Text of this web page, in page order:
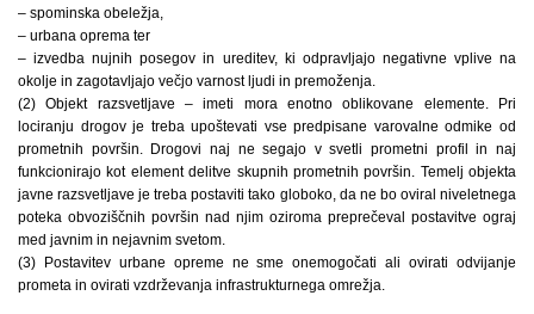
– spominska obeležja,
– urbana oprema ter
– izvedba nujnih posegov in ureditev, ki odpravljajo negativne vplive na
okolje in zagotavljajo večjo varnost ljudi in premoženja.
(2) Objekt razsvetljave – imeti mora enotno oblikovane elemente. Pri
lociranju drogov je treba upoštevati vse predpisane varovalne odmike od
prometnih površin. Drogovi naj ne segajo v svetli prometni profil in naj
funkcionirajo kot element delitve skupnih prometnih površin. Temelj objekta
javne razsvetljave je treba postaviti tako globoko, da ne bo oviral niveletnega
poteka obvoziščnih površin nad njim oziroma preprečeval postavitve ograj
med javnim in nejavnim svetom.
(3) Postavitev urbane opreme ne sme onemogočati ali ovirati odvijanje
prometa in ovirati vzdrževanja infrastrukturnega omrežja.